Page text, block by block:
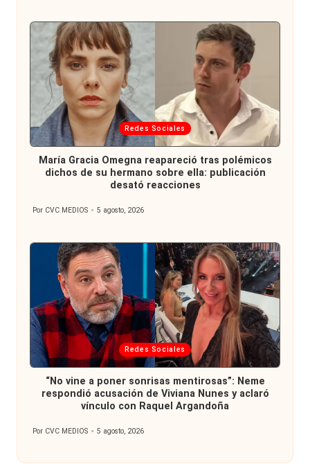
Publicada
en
Redes Sociales
María Gracia Omegna reapareció tras polémicos
dichos de su hermano sobre ella: publicación
desató reacciones
Publicado
Por CVC MEDIOS 5 agosto, 2026
Publicada
en
Redes Sociales
“No vine a poner sonrisas mentirosas”: Neme
respondió acusación de Viviana Nunes y aclaró
vínculo con Raquel Argandoña
Publicado
Por CVC MEDIOS 5 agosto, 2026